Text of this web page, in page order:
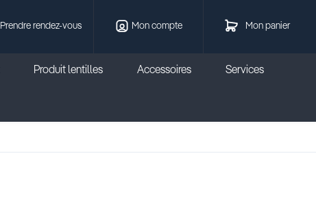
Mon panier
Prendre rendez-vous Mon compte
Produit lentilles Accessoires Services